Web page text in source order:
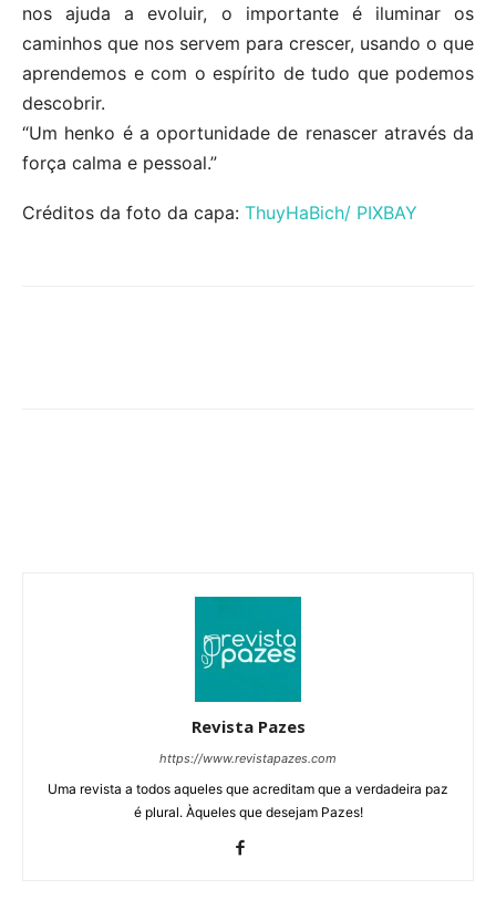
nos ajuda a evoluir, o importante é iluminar os
caminhos que nos servem para crescer, usando o que
aprendemos e com o espírito de tudo que podemos
descobrir.
“Um henko é a oportunidade de renascer através da
força calma e pessoal.”
Créditos da foto da capa: ThuyHaBich/ PIXBAY
Revista Pazes
https://www.revistapazes.com
Uma revista a todos aqueles que acreditam que a verdadeira paz
é plural. Àqueles que desejam Pazes!